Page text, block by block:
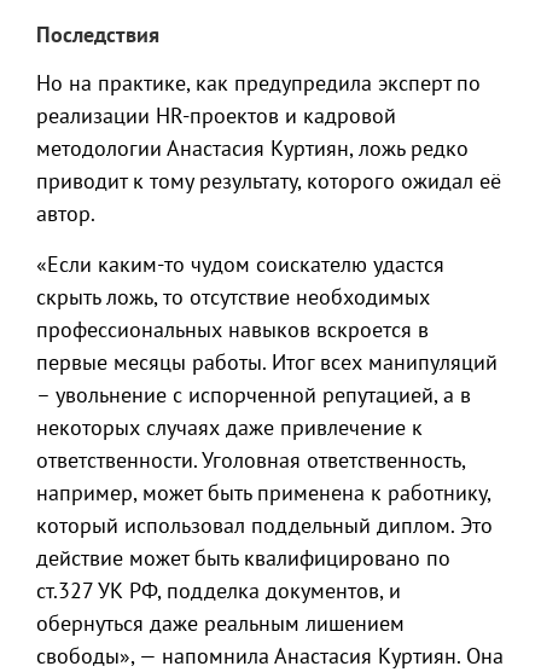
Последствия
Но на практике, как предупредила эксперт по
реализации HR-проектов и кадровой
методологии Анастасия Куртиян, ложь редко
приводит к тому результату, которого ожидал её
автор.
«Если каким-то чудом соискателю удастся
скрыть ложь, то отсутствие необходимых
профессиональных навыков вскроется в
первые месяцы работы. Итог всех манипуляций
– увольнение с испорченной репутацией, а в
некоторых случаях даже привлечение к
ответственности. Уголовная ответственность,
например, может быть применена к работнику,
который использовал поддельный диплом. Это
действие может быть квалифицировано по
ст.327 УК РФ, подделка документов, и
обернуться даже реальным лишением
свободы», — напомнила Анастасия Куртиян. Она